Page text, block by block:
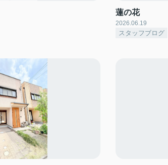
蓮の花
2026.06.19
スタッフブログ